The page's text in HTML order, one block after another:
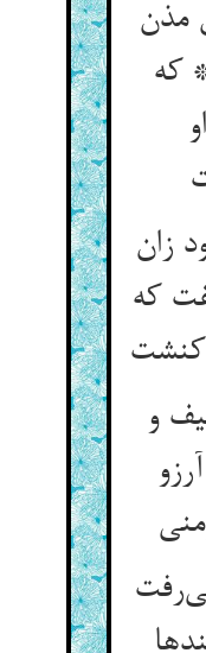
مذن
که
زان
که
و